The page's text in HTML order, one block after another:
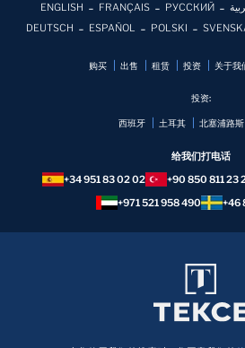
ENGLISH FRANÇAIS РУССКИЙ
DEUTSCH
ESPAÑOL POLSKI
购买 出售 租赁 投资 关于我
投资:
西班牙 土耳其 北塞浦路斯
给我们打电话
+34 951 83 02 02
+90 850 811 23
+971 521 958 490
+46